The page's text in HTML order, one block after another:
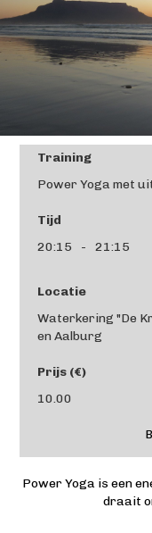
Training
Power Yoga met
Tijd
20:15
- 21:15
Locatie
Waterkering "De
en Aalburg
Prijs (€)
10.00
Power Yoga is een
draait